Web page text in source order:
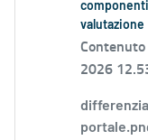
valutazione
2026